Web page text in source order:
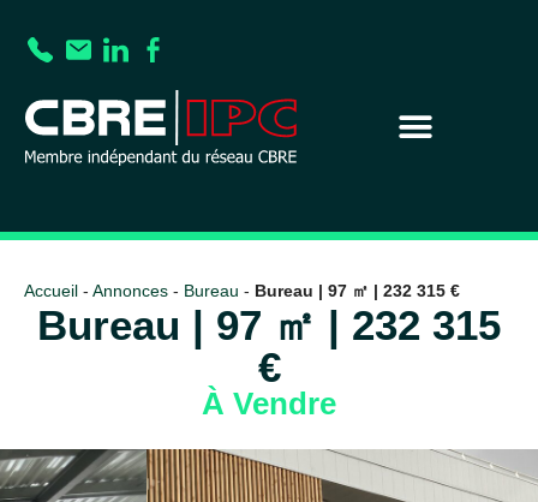
Accueil - Annonces - Bureau - Bureau | 97 ㎡ | 232 315 €
Bureau | 97 ㎡ | 232 315
€
À Vendre